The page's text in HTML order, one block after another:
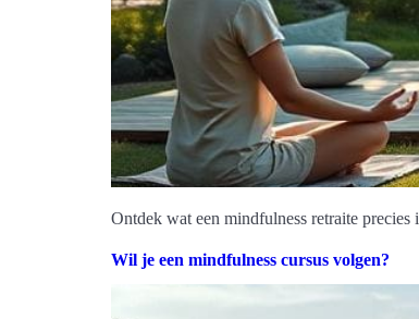
Ontdek wat een mindfulness retraite
Wil je een mindfulness cursus volgen?